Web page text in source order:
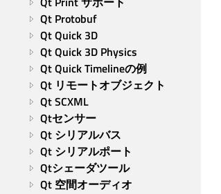
Qt Protobuf
Qt Quick 3D
Qt Quick 3D Physics
Qt Quick Timelineの例
Qt リモートオブジェクト
Qt SCXML
Qtセンサー
Qt シリアルバス
Qt シリアルポート
Qtシェーダツール
Qt 空間オーディオ